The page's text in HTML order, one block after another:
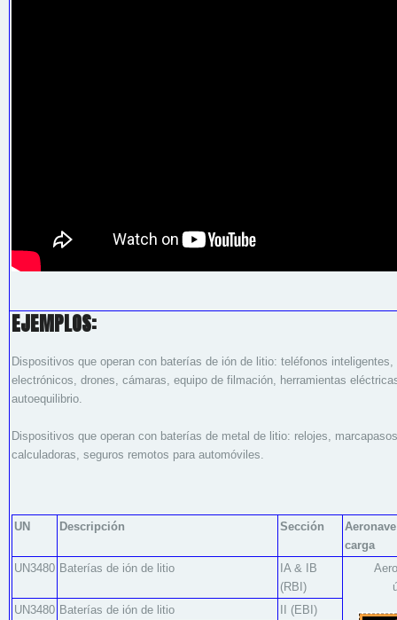
EJEMPLOS:
Dispositivos que operan con baterías de ión de litio: teléfonos
electrónicos, drones, cámaras, equipo de filmación, herramientas
autoequilibrio.
Dispositivos que operan con baterías de metal de litio: relojes,
calculadoras, seguros remotos para automóviles.
UN Descripción Sección
carga
UN3480 Baterías de ión de litio
IA & IB
(RBI)
UN3480 Baterías de ión de litio
II (EBI)